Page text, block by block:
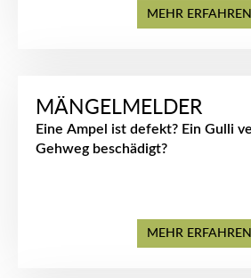
MEHR ERFAHREN
MÄNGELMELDER
Eine Ampel ist defekt? Ein Gulli
Gehweg beschädigt?
MEHR ERFAHREN